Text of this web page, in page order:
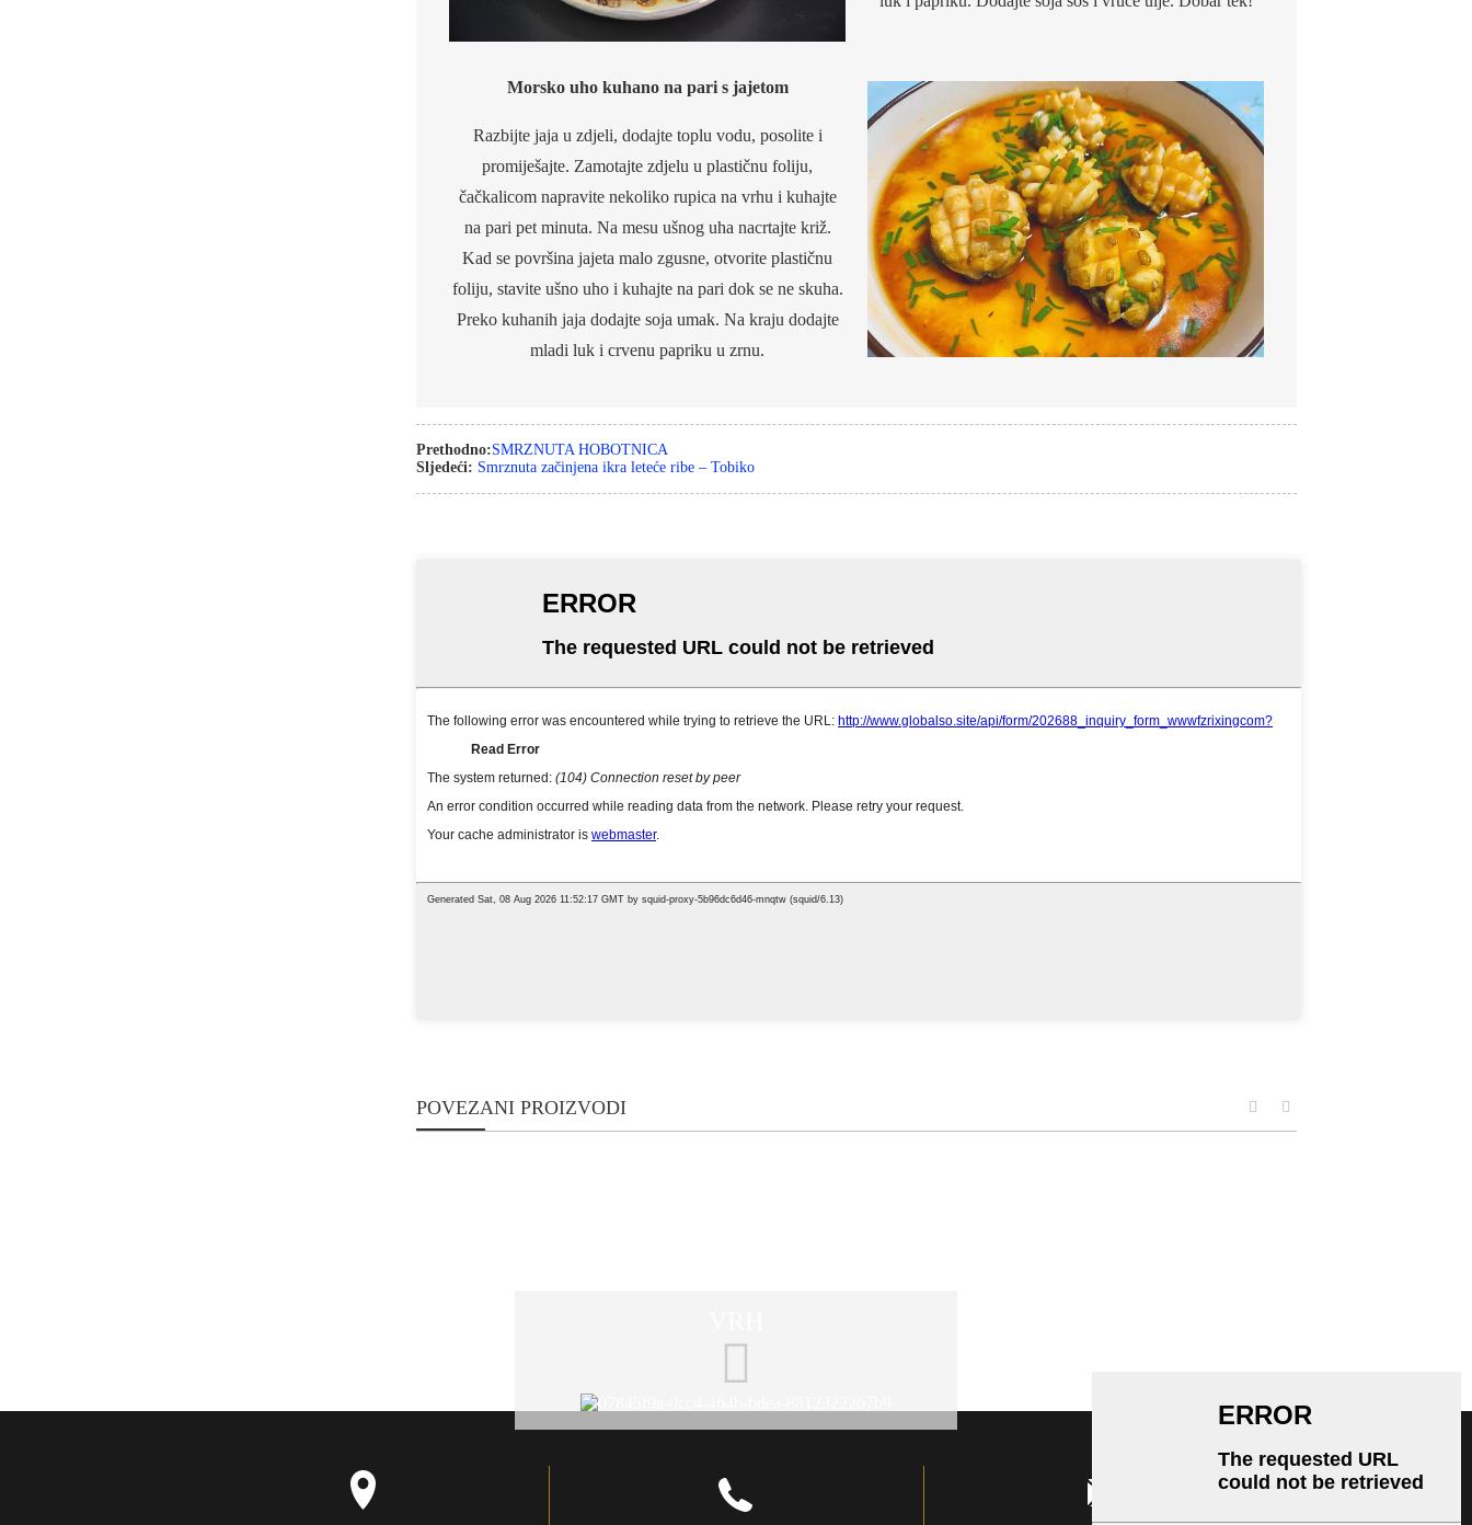
Morsko uho kuhano na pari s jajetom
Razbijte jaja u zdjeli, dodajte toplu vodu, posolite i
promiješajte. Zamotajte zdjelu u plastičnu foliju,
čačkalicom napravite nekoliko rupica na vrhu i kuhajte
na pari pet minuta. Na mesu ušnog uha nacrtajte križ.
Kad se površina jajeta malo zgusne, otvorite plastičnu
foliju, stavite ušno uho i kuhajte na pari dok se ne skuha.
Preko kuhanih jaja dodajte soja umak. Na kraju dodajte
mladi luk i crvenu papriku u zrnu.
Prethodno:SMRZNUTA HOBOTNICA
Sljedeći: Smrznuta začinjena ikra leteće ribe – Tobiko
POVEZANI PROIZVODI